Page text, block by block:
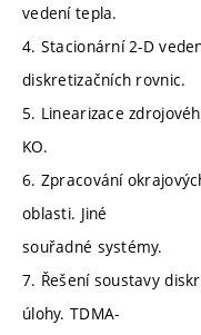
vedení tepla.
4. Stacionární 2-D
diskretizačních rovnic.
5. Linearizace
KO.
6. Zpracování
oblasti. Jiné
souřadné systémy.
7. Řešení soustavy
úlohy. TDMA-